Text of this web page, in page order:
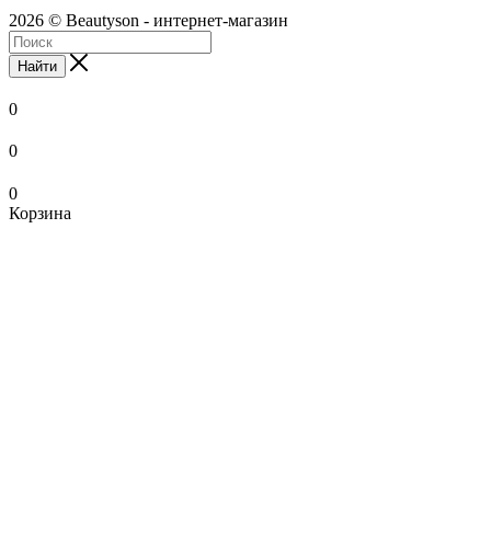
2026 © Beautyson - интернет-магазин
Найти
0
0
0
Корзина